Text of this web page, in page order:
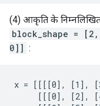
(4) आकृति के
block_shape =
0]] :
x = [[[[0], [1],
[[[0], [2],